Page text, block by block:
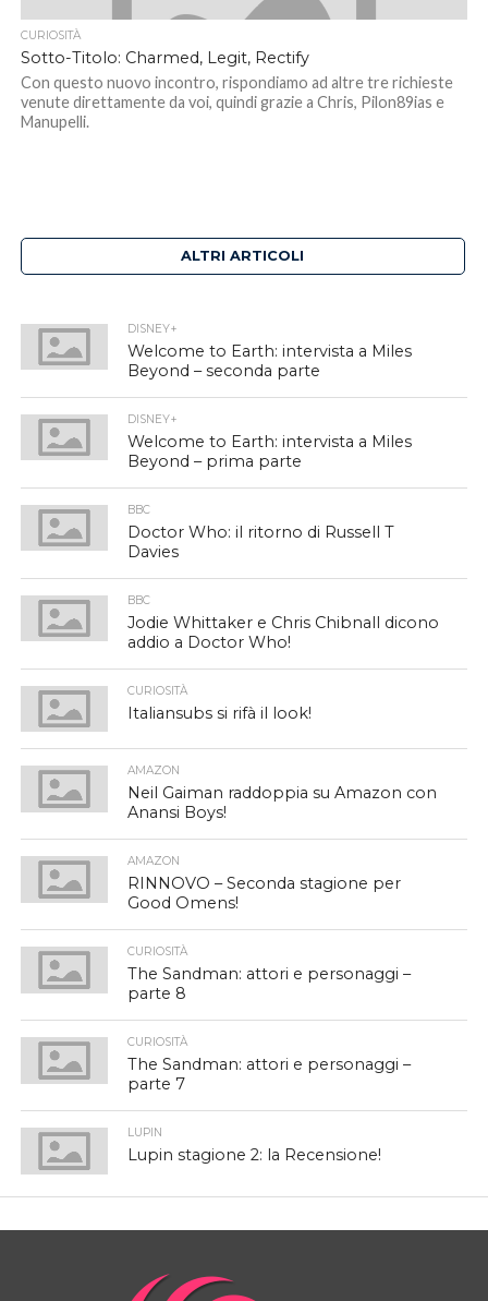
CURIOSITÀ
Sotto-Titolo: Charmed, Legit, Rectify
Con questo nuovo incontro, rispondiamo ad altre tre richieste
venute direttamente da voi, quindi grazie a Chris, Pilon89ias e
Manupelli.
ALTRI ARTICOLI
DISNEY+
Welcome to Earth: intervista a Miles
Beyond – seconda parte
DISNEY+
Welcome to Earth: intervista a Miles
Beyond – prima parte
BBC
Doctor Who: il ritorno di Russell T
Davies
BBC
Jodie Whittaker e Chris Chibnall dicono
addio a Doctor Who!
CURIOSITÀ
Italiansubs si rifà il look!
AMAZON
Neil Gaiman raddoppia su Amazon con
Anansi Boys!
AMAZON
RINNOVO – Seconda stagione per
Good Omens!
CURIOSITÀ
The Sandman: attori e personaggi –
parte 8
CURIOSITÀ
The Sandman: attori e personaggi –
parte 7
LUPIN
Lupin stagione 2: la Recensione!